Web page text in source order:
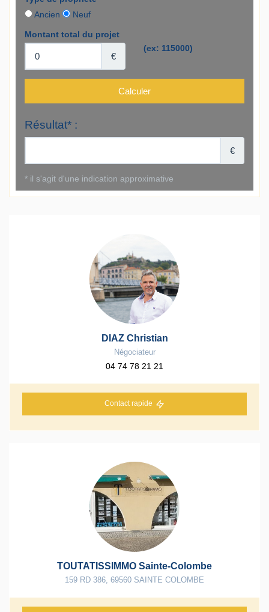
DIAZ Christian
Négociateur
04 74 78 21 21
Contact rapide
TOUTATISSIMMO Sainte-Colombe
159 RD 386 69560 SAINTE COLOMBE